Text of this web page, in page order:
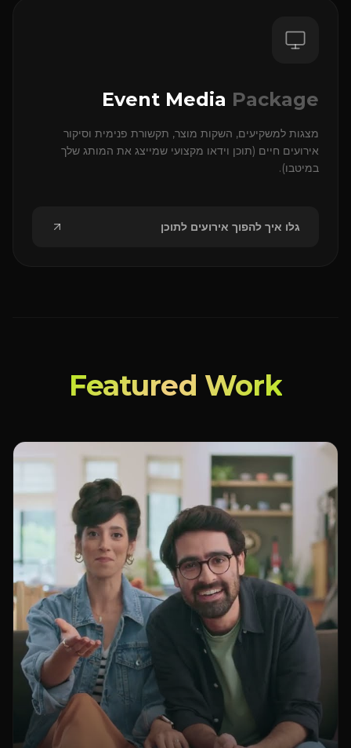
Event Media Package
מצגות למשקיעים, השקות מוצר, תקשורת פנימית וסיקור
אירועים חיים (תוכן וידאו מקצועי שמייצג את המותג שלך
במיטבו).
גלו איך להפוך אירועים לתוכן
Featured Work